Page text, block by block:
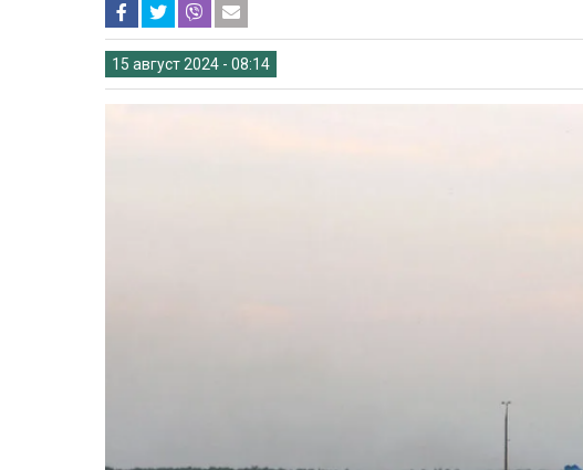
15 август 2024 - 08:14